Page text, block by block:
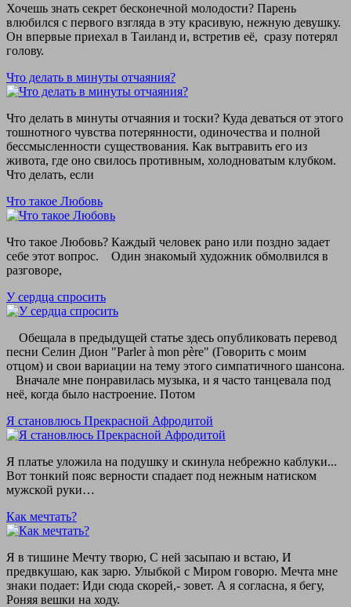
Хочешь знать секрет бесконечной молодости? Парень
влюбился с первого взгляда в эту красивую, нежную девушку.
Он впервые приехал в Таиланд и, встретив её, сразу потерял
голову.
Что делать в минуты отчаяния?
Что делать в минуты отчаяния и тоски? Куда деваться от этого
тошнотного чувства потерянности, одиночества и полной
бессмысленности существования. Как вытравить его из
живота, где оно свилось противным, холодноватым клубком.
Что делать, если
Что такое Любовь
Что такое Любовь? Каждый человек рано или поздно задает
себе этот вопрос. Один знакомый художник обмолвился в
разговоре,
У сердца спросить
Обещала в предыдущей статье здесь опубликовать перевод
песни Селин Дион "Parler à mon père" (Говорить с моим
отцом) и свои вариации на тему этого симпатичного шансона.
Вначале мне понравилась музыка, и я часто танцевала под
неё, когда было настроение. Потом
Я становлюсь Прекрасной Афродитой
Я платье уложила на подушку и скинула небрежно каблуки...
Вот тонкий пояс верности спадает под нежным натиском
мужской руки…
Как мечтать?
Я в тишине Мечту творю, С ней засыпаю и встаю, И
предвкушаю, как зарю. Улыбкой с Миром говорю. Мечта мне
знаки подает: Иди сюда скорей,- зовет. А я согласна, я бегу,
Роняя вешки на ходу.